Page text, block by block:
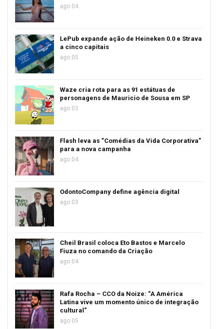
ago 04
LePub expande ação de Heineken 0.0 e Strava
a cinco capitais
ago 05
Waze cria rota para as 91 estátuas de
personagens de Mauricio de Sousa em SP
ago 03
Flash leva as “Comédias da Vida Corporativa”
para a nova campanha
ago 04
OdontoCompany define agência digital
ago 03
Cheil Brasil coloca Eto Bastos e Marcelo
Fiuza no comando da Criação
ago 04
Rafa Rocha – CCO da Noize: “A América
Latina vive um momento único de integração
cultural”
ago 05